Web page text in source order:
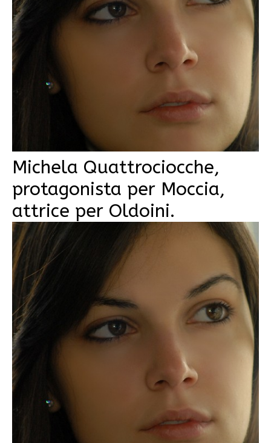
Michela Quattrociocche,
protagonista per Moccia,
attrice per Oldoini.